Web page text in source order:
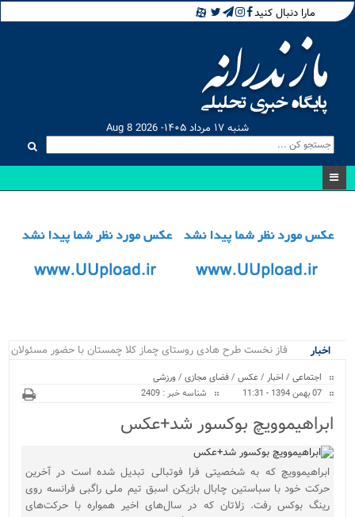
مارا دنبال کنید
شنبه ۱۷ مرداد ۱۴۰۵- Aug 8 2026
اخبار
ر_
اجتماعی / اخبار / عکس /فضای مجازی /ورزشی
07 بهمن 1394 - 11:31
شناسه خبر : 2409
ابراهیموویچ بوکسور شد+عکس
ابراهیموویچ که به شخصیتی فرا فوتبالی تبدیل شده است در آخرین
حرکت خود با سباستین چابال بازیکن اسبق تیم ملی راگبی فرانسه روی
رینگ بوکس رفت. زلاتان که در سال‌های اخیر همواره با حرکت‌های